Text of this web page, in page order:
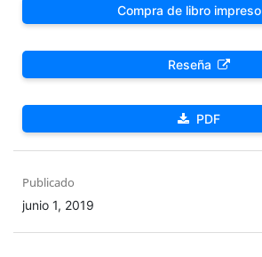
Compra de libro impreso
Reseña
PDF
Publicado
junio 1, 2019